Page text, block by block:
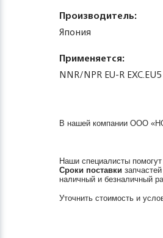
Производитель:
Япония
Применяется:
NNR/NPR EU-R
В нашей компании ООО
Наши специалисты помогут
Сроки поставки
наличный и безналичный
Уточнить стоимость и